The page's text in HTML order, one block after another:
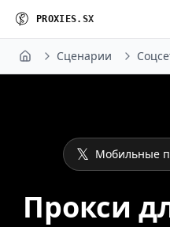
PROXI ES. SX
Home Сценарии
𝕏 Мобильные
Прокси